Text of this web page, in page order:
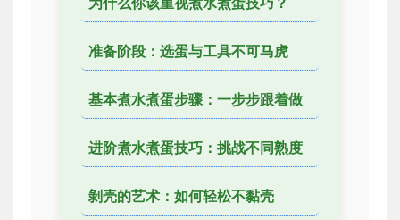
准备阶段：选蛋与工具不可马虎
基本煮水煮蛋步骤：一步步跟着做
进阶煮水煮蛋技巧：挑战不同熟度
剝壳的艺术：如何轻松不黏壳